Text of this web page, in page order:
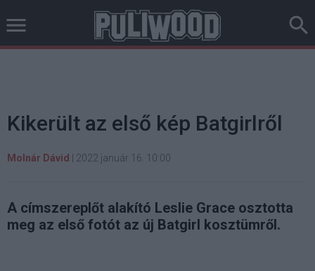
Kikerült az első kép Batgirlről
Molnár Dávid 2022 január 16. 10:00
A címszereplőt alakító Leslie Grace osztotta
meg az első fotót az új Batgirl kosztümről.